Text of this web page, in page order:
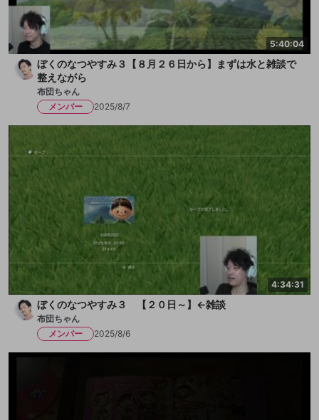
5:40:04
ぼくのなつやすみ３【８月２６日から】まずは水と雑談で
整えながら
布団ちゃん
メンバー
2025/8/7
4:34:31
ぼくのなつやすみ３ 【２０日～】←雑談
布団ちゃん
メンバー
2025/8/6